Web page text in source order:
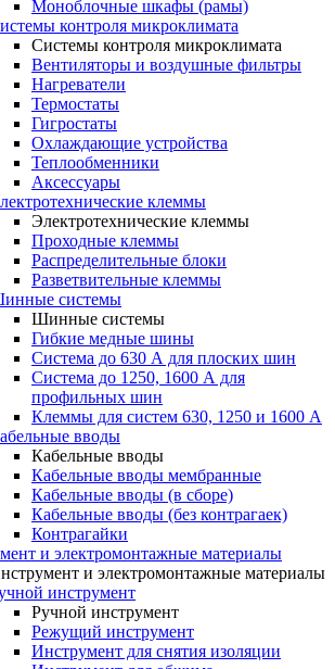
Моноблочные шкафы (рамы)
контроля микроклимата
Системы контроля микроклимата
Вентиляторы и воздушные фильтры
Нагреватели
Термостаты
Гигростаты
Охлаждающие устройства
Теплообменники
Аксессуары
клеммы
Электротехнические клеммы
Проходные клеммы
Распределительные блоки
Разветвительные клеммы
системы
Шинные системы
Гибкие медные шины
Система до 630 А для плоских шин
Система до 1250, 1600 А для
профильных шин
Клеммы для систем 630, 1250 и 1600 А
вводы
Кабельные вводы
Кабельные вводы мембранные
Кабельные вводы (в сборе)
Кабельные вводы (без контрагаек)
Контрагайки
и электромонтажные материалы
и электромонтажные материалы
инструмент
Ручной инструмент
Режущий инструмент
Инструмент для снятия изоляции